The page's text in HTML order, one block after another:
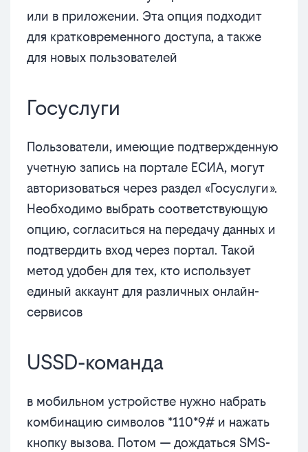
или в приложении. Эта опция подходит
для кратковременного доступа, а также
для новых пользователей
Госуслуги
Пользователи, имеющие подтвержденную
учетную запись на портале ЕСИА, могут
авторизоваться через раздел «Госуслуги».
Необходимо выбрать соответствующую
опцию, согласиться на передачу данных и
подтвердить вход через портал. Такой
метод удобен для тех, кто использует
единый аккаунт для различных онлайн-
сервисов
USSD-команда
в мобильном устройстве нужно набрать
комбинацию символов *110*9# и нажать
кнопку вызова. Потом — дождаться SMS-